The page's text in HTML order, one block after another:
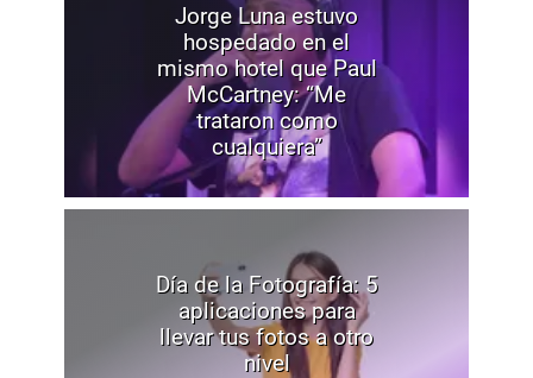
Jorge Luna estuvo
hospedado en el
mismo hotel que Paul
McCartney: “Me
trataron como
cualquiera”
Día de la Fotografía: 5
aplicaciones para
llevar tus fotos a otro
nivel